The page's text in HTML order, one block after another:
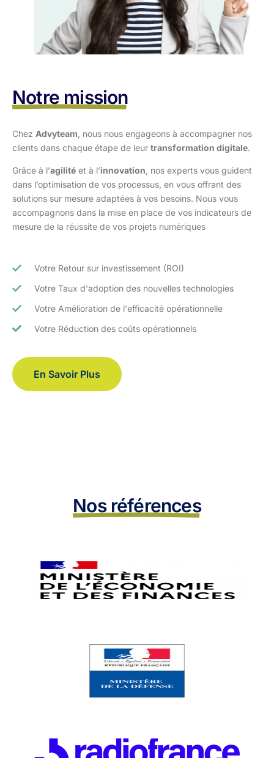
Notre mission
Chez Advyteam , nous nous engageons à accompagner nos
clients dans chaque étape de leur transformation digitale.
Grâce à l’agilité et à l’innovation , nos experts vous guident
dans l’optimisation de vos processus, en vous offrant des
solutions sur mesure adaptées à vos besoins. Nous vous
accompagnons dans la mise en place de vos indicateurs de
mesure de la réussite de vos projets numériques
Votre Retour sur investissement (ROI)
Votre Taux d'adoption des nouvelles technologies
Votre Amélioration de l'efficacité opérationnelle
Votre Réduction des coûts opérationnels
En Savoir Plus
Nos références